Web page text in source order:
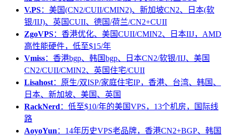
V.PS：美国(CN2/CUII/CMIN2)、新加坡CN2、日本(软
银/IIJ)、英国CUII、德国/荷兰/CN2+CUII
ZgoVPS：香港优化、美国CUII/CMIN2、日本IIJ，AMD
高性能硬件，低至$15/年
Vmiss：香港bgp、韩国bgp、日本CN2/软银/IIJ、美国
CN2/CUII/CMIN2、英国住宅/CUII
Lisahost：原生/双ISP/家庭住宅IP，香港、台湾、韩国、
日本、新加坡、美国、英国
RackNerd ：低至$10/年的美国VPS，13个机房，国际线
路
AoyoYun ：14年历史VPS老品牌，香港CN2+BGP、韩国